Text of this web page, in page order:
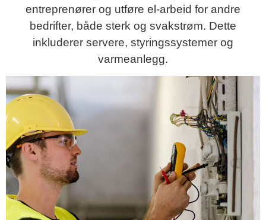
entreprenører og utføre el-arbeid for andre
bedrifter, både sterk og svakstrøm. Dette
inkluderer servere, styringssystemer og
varmeanlegg.